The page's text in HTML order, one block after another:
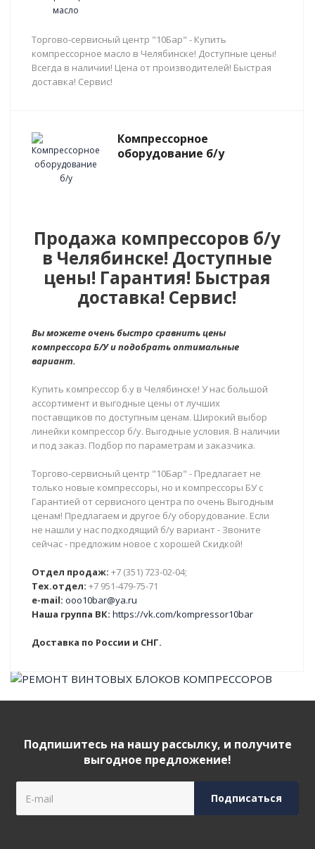
Торгово-сервисный центр "10Бар" - Купить
компрессорное масло в Челябинске! Доступные цены!
Всегда в наличии! Цена от производителей! Быстрая
доставка! Сервис!
Компрессорное
оборудование б/у
Продажа компрессоров б/у
в Челябинске! Доступные
цены! Гарантия! Быстрая
доставка! Сервис!
Вы можете очень быстро сравнить цены
компрессора Б/У и подобрать оптимальные
вариант.
Купить компрессор б.у в Челябинске! У нас большой
ассортимент и выгодные цены от лучших
поставщиков по доступным ценам. Широкий выбор
линейки компрессор б/у. Выгодные условия. В наличии
и под заказ. Подбор по параметрам и заказчика.
Торгово-сервисный центр "10Бар" - Предлагает не
только новые компрессоры, но и компрессоры БУ с
Гарантией от сервисного центра по очень Выгодным
ценам! Предлагаем и другое б/у оборудование. Если
не нашли у нас подходящий б/у вариант - Звоните
сейчас - предложим новое с хорошей Скидкой!
Отдел продаж: +7 (351) 723-02-04;
Тех.отдел: +7 951-479-75-71
e-mail: ooo10bar@ya.ru
Наша группа ВК: https://vk.com/kompressor10bar
Доставка по России и СНГ.
Подпишитесь на нашу рассылку, и получите
выгодное предложение!